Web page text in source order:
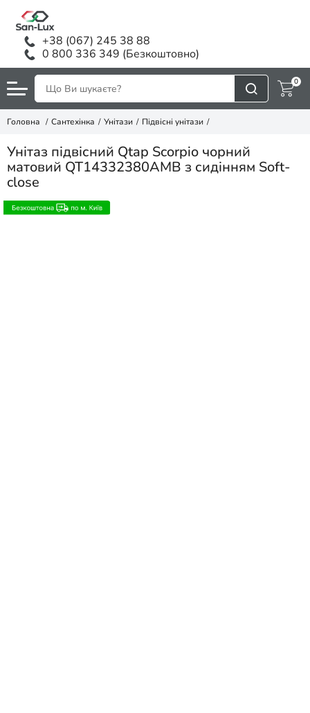
+38 (067) 245 38 88
0 800 336 349 (Безкоштовно)
0
Головна Сантехінка Унітази Підвісні унітази
Унітаз підвісний Qtap Scorpio чорний
матовий QT14332380AMB з сидінням Soft-
close